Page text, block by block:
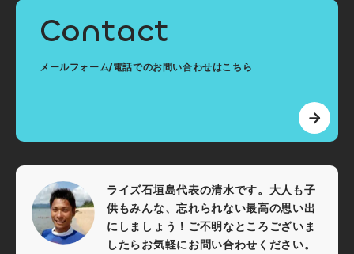
Contact
メールフォーム/電話でのお問い合わせはこちら
ライズ石垣島代表の清水です。大人も子
供もみんな、忘れられない最高の思い出
にしましょう！ご不明なところございま
したらお気軽にお問い合わせください。